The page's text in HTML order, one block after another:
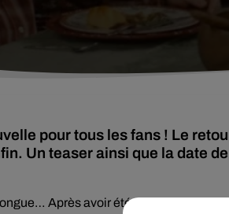
pour tous les fans ! Le
Un teaser ainsi que la date
Après avoir été repoussé à